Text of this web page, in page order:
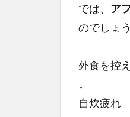
時間
効率
化」
2
フタ
ーコ
では、 ア
のでしょ
外食を控
↓
自炊疲れ